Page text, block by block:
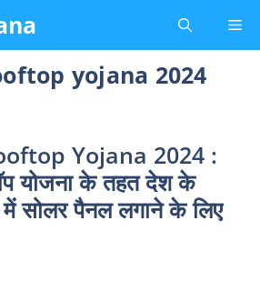
yojana 2024
Yojana 2024 :
योजना के तहत देश के
में सोलर पैनल लगाने के लिए